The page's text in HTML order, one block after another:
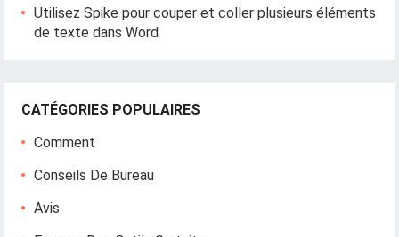
Utilisez Spike pour couper et coller plusieurs éléments
de texte dans Word
CATÉGORIES POPULAIRES
Comment
Conseils De Bureau
Avis